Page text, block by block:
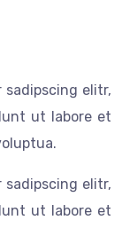
sadipscing elitr,
ut labore et
sadipscing elitr,
ut labore et